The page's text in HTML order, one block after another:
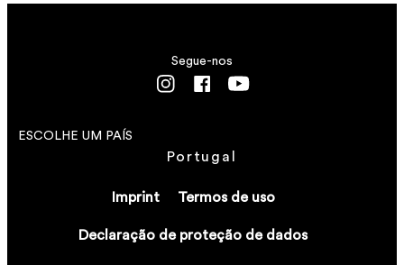
Imprint Termos de uso
Declaração de proteção de dados
ESCOLHE UM PAÍS
Portugal
Segue-nos